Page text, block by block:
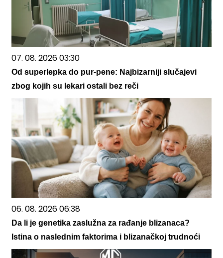
07. 08. 2026 03:30
Od superlepka do pur-pene: Najbizarniji slučajevi
zbog kojih su lekari ostali bez reči
06. 08. 2026 06:38
Da li je genetika zaslužna za rađanje blizanaca?
Istina o naslednim faktorima i blizanačkoj trudnoći